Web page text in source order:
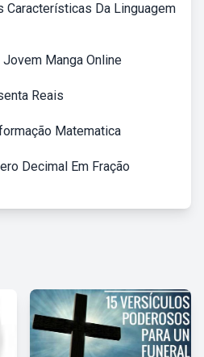
Características Da Linguagem
Jovem Manga Online
Reais
Matematica
Decimal Em Fração